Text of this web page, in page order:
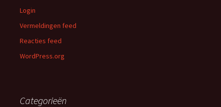
Login
Vermeldingen feed
Reacties feed
WordPress.org
Categorieën